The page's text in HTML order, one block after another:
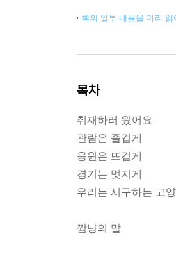
책의 일부 내용을 미리
목차
취재하러 왔어요
관람은 즐겁게
응원은 뜨겁게
경기는 멋지게
우리는 시구하는 고
깜냥의 말